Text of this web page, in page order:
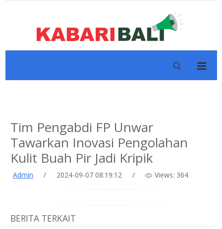
Tim Pengabdi FP Unwar
Tawarkan Inovasi Pengolahan
Kulit Buah Pir Jadi Kripik
Admin / 2024-09-07 08:19:12 / Views: 364
BERITA TERKAIT